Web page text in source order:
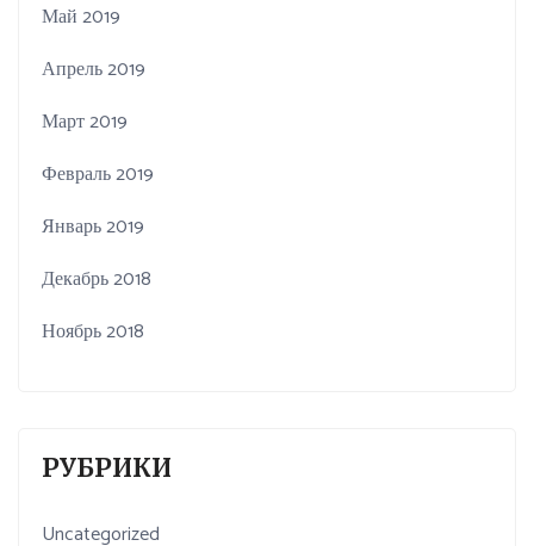
Май 2019
Апрель 2019
Март 2019
Февраль 2019
Январь 2019
Декабрь 2018
Ноябрь 2018
РУБРИКИ
Uncategorized